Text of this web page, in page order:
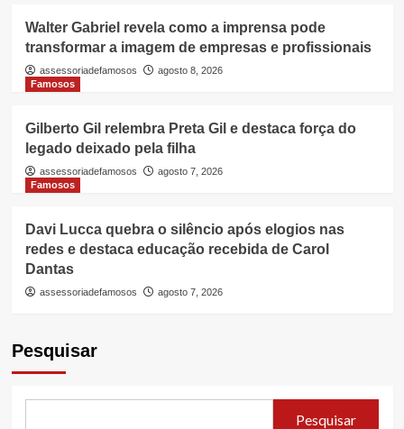
Walter Gabriel revela como a imprensa pode
transformar a imagem de empresas e profissionais
assessoriadefamosos
agosto 8, 2026
Famosos
Gilberto Gil relembra Preta Gil e destaca força do
legado deixado pela filha
assessoriadefamosos
agosto 7, 2026
Famosos
Davi Lucca quebra o silêncio após elogios nas
redes e destaca educação recebida de Carol
Dantas
assessoriadefamosos agosto 7, 2026
Pesquisar
Pesquisar